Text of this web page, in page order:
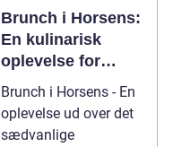
Brunch i Horsens:
En kulinarisk
oplevelse for
eventyrrejsende
og backpackere
Brunch i Horsens - En
oplevelse ud over det
sædvanlige